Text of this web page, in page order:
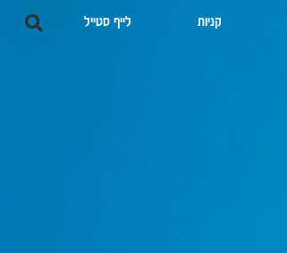
קניות לייף סטייל